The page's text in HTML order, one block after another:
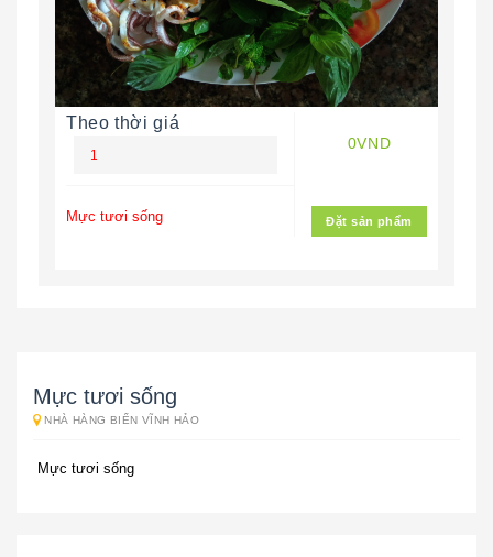
Theo thời giá
0VND
Mực tươi sống Đặt sản phẩm
Mực tươi sống
NHÀ HÀNG BIỂN VĨNH HẢO
Mực tươi sống